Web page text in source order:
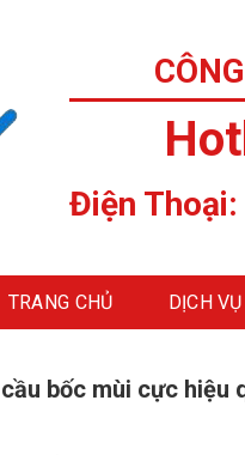
Điện Thoại:
TRANG CHỦ DỊCH VỤ
bốc mùi cực hiệu